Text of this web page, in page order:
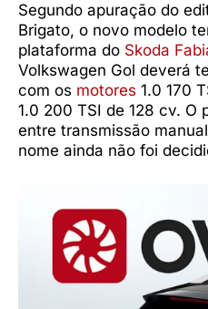
Segundo apuração do
Brigato, o novo modelo
plataforma do Skoda
Volkswagen Gol deverá
com os motores 1.0 170
1.0 200 TSI de 128 cv. O
entre transmissão
nome ainda não foi